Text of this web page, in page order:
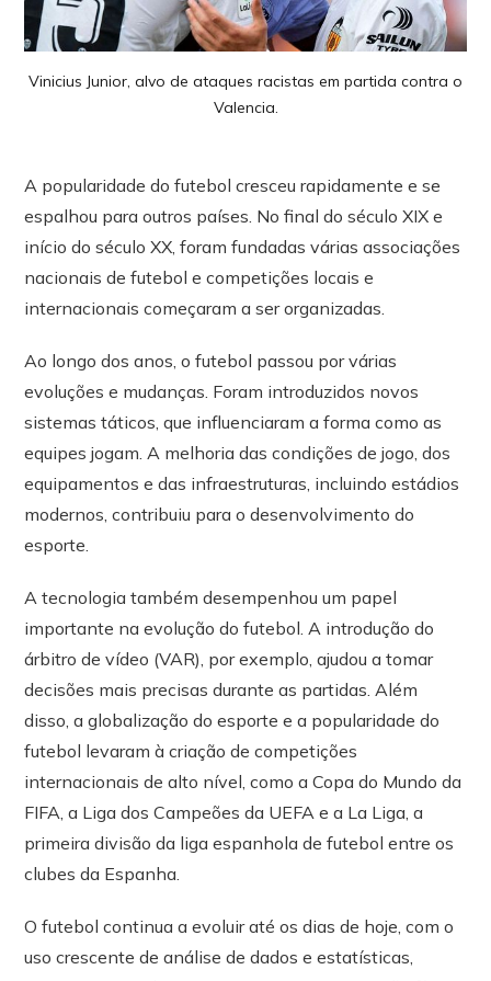
Vinicius Junior, alvo de ataques racistas em partida contra o
Valencia.
A popularidade do futebol cresceu rapidamente e se
espalhou para outros países. No final do século XIX e
início do século XX, foram fundadas várias associações
nacionais de futebol e competições locais e
internacionais começaram a ser organizadas.
Ao longo dos anos, o futebol passou por várias
evoluções e mudanças. Foram introduzidos novos
sistemas táticos, que influenciaram a forma como as
equipes jogam. A melhoria das condições de jogo, dos
equipamentos e das infraestruturas, incluindo estádios
modernos, contribuiu para o desenvolvimento do
esporte.
A tecnologia também desempenhou um papel
importante na evolução do futebol. A introdução do
árbitro de vídeo (VAR), por exemplo, ajudou a tomar
decisões mais precisas durante as partidas. Além
disso, a globalização do esporte e a popularidade do
futebol levaram à criação de competições
internacionais de alto nível, como a Copa do Mundo da
FIFA, a Liga dos Campeões da UEFA e a La Liga, a
primeira divisão da liga espanhola de futebol entre os
clubes da Espanha.
O futebol continua a evoluir até os dias de hoje, com o
uso crescente de análise de dados e estatísticas,